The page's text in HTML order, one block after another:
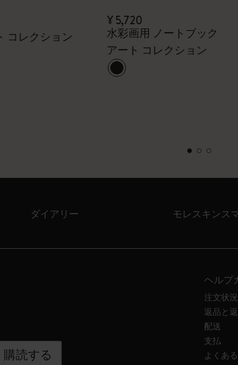
コレクション
¥ 5,720
水彩画用 ノートブック
アート コレクション
ダイアリー モレスキンス
購読する
ヘルプ
注文状
返品と
配送
支払
よくあ